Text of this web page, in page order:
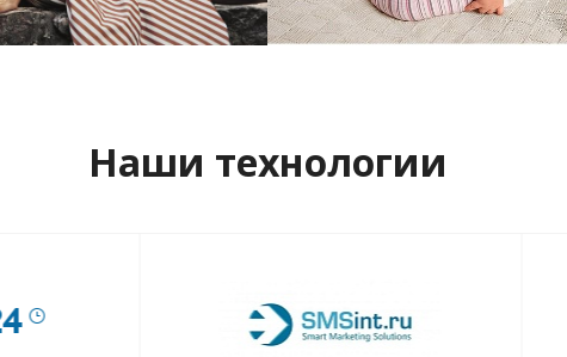
проект
Смотреть проект
Наши технологии